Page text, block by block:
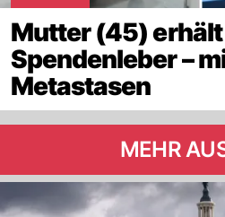
Mutter (45) erhält
Spendenleber –
Metastasen
MEHR